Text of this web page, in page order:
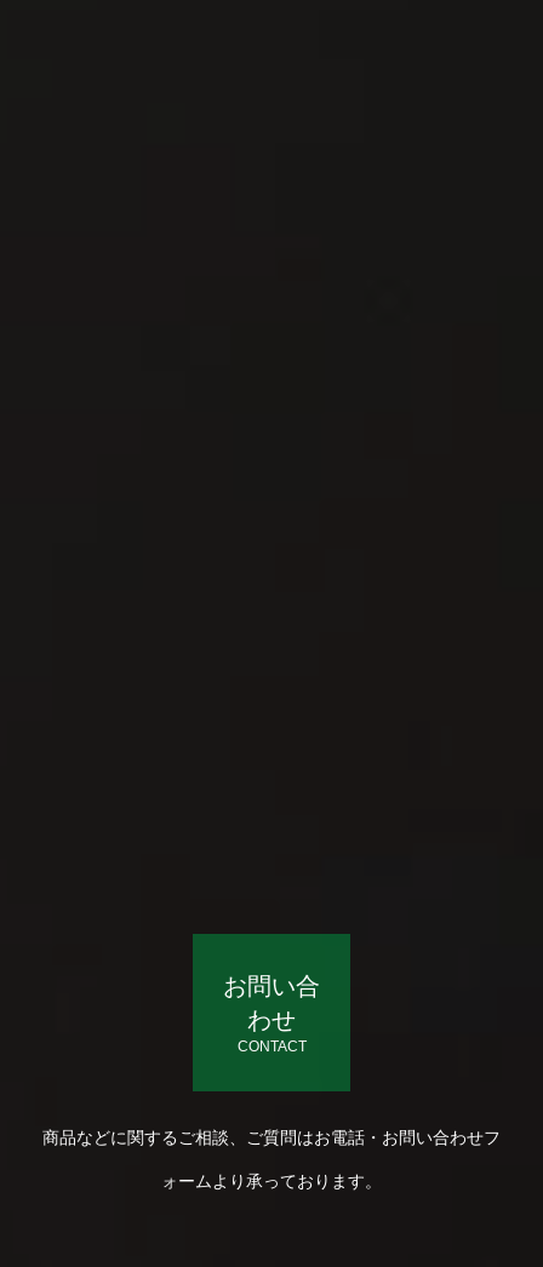
お問い合
わせ
CONTACT
商品などに関するご相談、ご質問はお電話・お問い合わせフ
ォームより承っております。